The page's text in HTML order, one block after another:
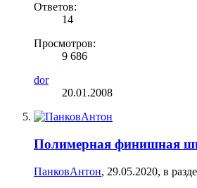
Ответов:
14
Просмотров:
9 686
dor
20.01.2008
Полимерная финишная
ПанковАнтон, 29.05.2020, в